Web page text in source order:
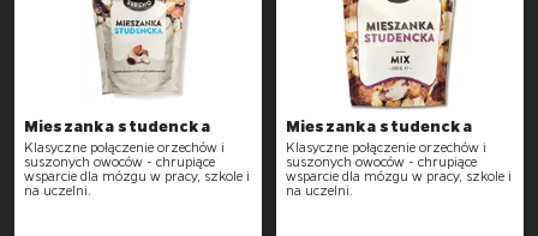
Mieszanka studencka
Klasyczne połączenie orzechów i
suszonych owoców - chrupiące
wsparcie dla mózgu w pracy, szkole i
na uczelni.
Mieszanka studencka
Klasyczne połączenie orzechów i
suszonych owoców - chrupiące
wsparcie dla mózgu w pracy, szkole i
na uczelni.